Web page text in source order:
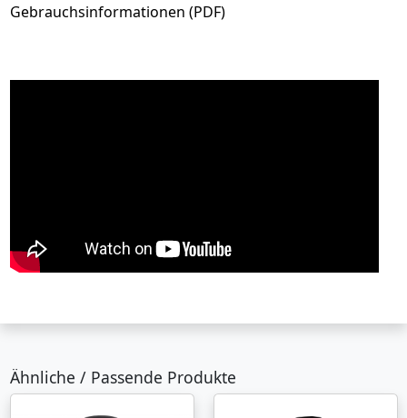
Gebrauchsinformationen (PDF)
Ähnliche / Passende Produkte